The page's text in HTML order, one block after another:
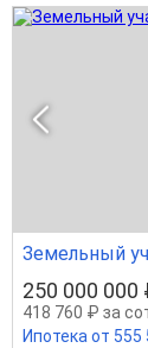
Земельный
250 000 000
418 760 ₽ за
Ипотека от